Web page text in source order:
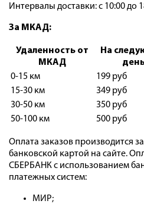
Интервалы доставки: с 10:00 до
За МКАД:
Удаленность от
МКАД
На
0-15 км
199 руб
15-30 км
349 руб
30-50 км
350 руб
50-100 км
500 руб
Оплата заказов производится
банковской картой на сайте.
СБЕРБАНК с использованием
платежных систем:
МИР;